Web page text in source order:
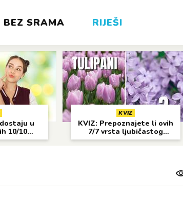
BEZ SRAMA RIJEŠI
u
10/10
KVIZ
KVIZ: Prepoznajete li ovih
7/7 vrsta ljubičastog
cvijeća?